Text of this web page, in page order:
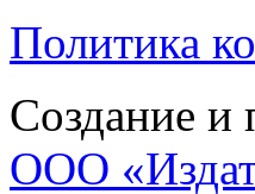
Политика
Создание и
ООО